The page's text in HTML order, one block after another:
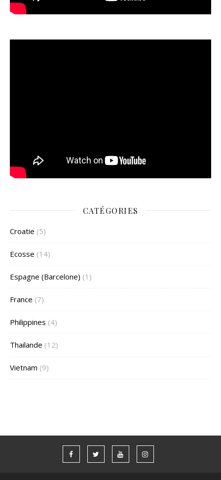
CATÉGORIES
Croatie (5)
Ecosse (14)
Espagne (Barcelone) (1)
France (7)
Philippines (4)
Thailande (12)
Vietnam (9)